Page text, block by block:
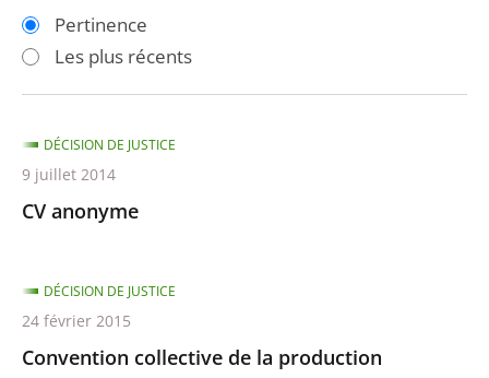
les
filtres
après
les
filtres
avant
Pertinence
Les plus récents
CV anonyme
DÉCISION DE JUSTICE
9 juillet 2014
Convention collective de la production
DÉCISION DE JUSTICE
24 février 2015